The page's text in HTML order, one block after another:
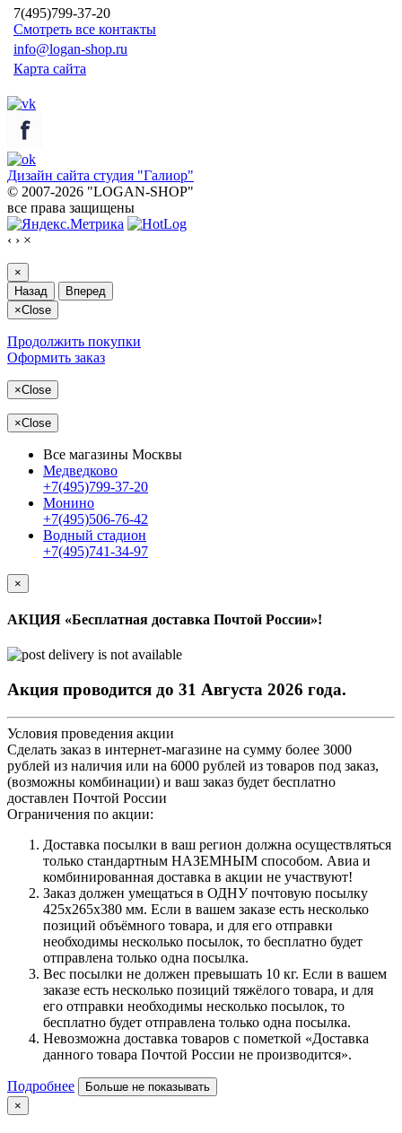
7(495)799-37-20
Смотреть все контакты
info@logan-shop.ru
Карта сайта
Дизайн сайта студия "Галиор"
© 2007-2026 "LOGAN-SHOP"
все права защищены
‹ › ×
×
Назад
Вперед
×Close
Продолжить покупки
Оформить заказ
×Close
×Close
Все магазины Москвы
Медведково
+7(495)799-37-20
Монино
+7(495)506-76-42
Водный стадион
+7(495)741-34-97
×
АКЦИЯ «Бесплатная доставка Почтой России»!
Акция проводится до 31 Августа 2026 года.
Условия проведения акции
Сделать заказ в интернет-магазине на сумму более 3000
рублей из наличия или на 6000 рублей из товаров под заказ,
(возможны комбинации) и ваш заказ будет бесплатно
доставлен Почтой России
Ограничения по акции:
Доставка посылки в ваш регион должна осуществляться
только стандартным НАЗЕМНЫМ способом. Авиа и
комбинированная доставка в акции не участвуют!
Заказ должен умещаться в ОДНУ почтовую посылку
425х265х380 мм. Если в вашем заказе есть несколько
позиций объёмного товара, и для его отправки
необходимы несколько посылок, то бесплатно будет
отправлена только одна посылка.
Вес посылки не должен превышать 10 кг. Если в вашем
заказе есть несколько позиций тяжёлого товара, и для
его отправки необходимы несколько посылок, то
бесплатно будет отправлена только одна посылка.
Невозможна доставка товаров с пометкой «Доставка
данного товара Почтой России не производится».
Подробнее
Больше не показывать
×